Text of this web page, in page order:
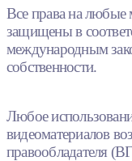
Все права на любые
защищены в
международным
собственности.
Любое
видеоматериалов
правообладателя